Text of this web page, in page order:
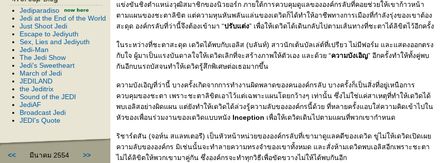
Jediparadiso
Jedi at the End of the World
Just Shoot Jedi
Escape to Jediyuth
Sex, Lies and Jediyuth
Jedi-Man
The Jedi Show
Jedi's Sweetheart
March of Jedi
JEDILAND
the Jeditrix
Sound of the JEDI
JediAF
Broadcast Jedi
JEDI's Quote
<< มีนาคม 2554
>>
ข่งขันชิงตำแหน่งวุฒิสมาชิกของนิวยอร์ก ภายใต้การควบคุมดูแลขององค์กรลับที่คอยช่วยให้เขาก้าวหน้า
ตามแผนของชะตาลิขิต แต่ความหุนหันพลันแล่นของเดวิดก็ได้ทำให้อาชีพทางการเมืองที่กำลังรุ่งของเขาต้อง
สะดุด องค์กรลับที่ว่านี้จึงต้องเข้ามา “ปรับแต่ง” เพื่อให้เดวิดได้เดินกลับไปตามเส้นทางที่ชะตาได้ลิขิตไว้อีกครั้ง
นระหว่างที่ชะตาสะดุด เดวิดได้พบกับเอลิส (บลันท์) สาวนักเต้นบัลเล่ต์ที่เปรียว ไม่มีฟอร์ม และแสดงออกตรง
กับใจ ผู้มาเป็นแรงบันดาลใจให้เดวิดเลิกที่จะสร้างภาพให้ตัวเอง และด้วย “ความบังเอิญ” อีกครั้งทำให้ทั้งคู่พบ
กันอีกบนรถบัสจนทำให้เดวิดรู้สึกพิเศษต่อเธอมากขึ้น
ความบังเอิญที่ว่านี้ บางครั้งเกิดจากการทำงานผิดพลาดของคนองค์กรลับ บางครั้งก็เป็นสิ่งที่อยู่เหนือการ
ควบคุมของชะตา เพราะชะตาลิขิตเอาไว้แต่เฉพาะแผนโดยกว้างๆ เท่านั้น ซึ่งไม่ใช่แค่สาเหตุที่ทำให้เดวิดได้
พบเอลิสอย่างผิดแผน แต่ยังทำให้เดวิดได้ล่วงรู้ความลับขององค์กรนี้ด้วย ที่หลายครั้งแอบใส่ความคิดเข้าไปใน
หัวของเพื่อนร่วมงานของเดวิดแบบหนัง Inception เพื่อให้เดวิดเดินไปตามแผนที่พวกเขากำหนด
ริชาร์ดสัน (จอห์น สแลทเตอรี) เป็นหัวหน้าหน่วยขององค์กรลับที่เขามาดูแลคดีของเดวิด ขู่ไม่ให้เดวิดเปิดเผ
ความลับขององค์กร มิเช่นนั้นจะทำลายความทรงจำของเขาทั้งหมด และสั่งห้ามเดวิดพบเอลิสอีกเพราะชะตา
ไม่ได้ลิขิตให้พวกเขามาคู่กัน ซึ่งองค์กรจะทำทุกวิธีเพื่อขัดขวางไม่ให้ได้พบกันอีก